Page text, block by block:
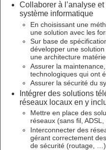
Collaborer à l’analyse
système informatique
En choisissant une
une solution avec les
Sur base de
développer une
une architecture
Assurer la
technologiques qui ont
Assurer la sécurité du
Intégrer des solutions
réseaux locaux en y
Mettre en place des
réseaux (sans fil,
Interconnecter des
gérant correctement
de sécurité (routage, …)